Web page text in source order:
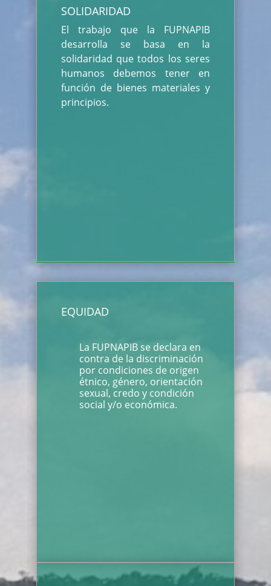
SOLIDARIDAD
El trabajo que la FUPNAPIB
desarrolla se basa en la
solidaridad que todos los seres
humanos debemos tener en
función de bienes materiales y
principios.
EQUIDAD
La FUPNAPIB se declara en
contra de la discriminación
por condiciones de origen
étnico, género, orientación
sexual, credo y condición
social y/o económica.